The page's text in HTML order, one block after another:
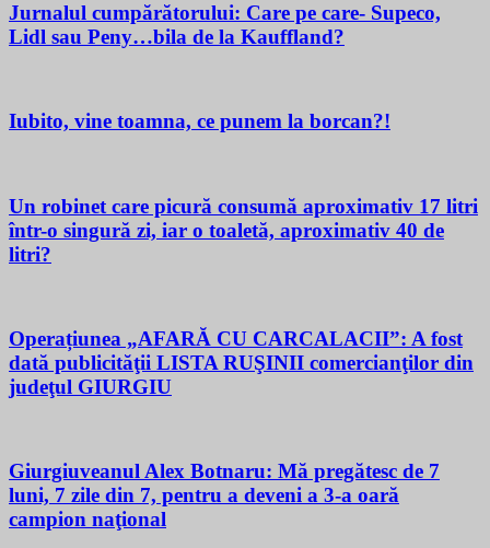
Jurnalul cumpărătorului: Care pe care- Supeco,
Lidl sau Peny…bila de la Kauffland?
Iubito, vine toamna, ce punem la borcan?!
Un robinet care picură consumă aproximativ 17 litri
într-o singură zi, iar o toaletă, aproximativ 40 de
litri?
Operațiunea „AFARĂ CU CARCALACII”: A fost
dată publicităţii LISTA RUŞINII comercianţilor din
judeţul GIURGIU
Giurgiuveanul Alex Botnaru: Mă pregătesc de 7
luni, 7 zile din 7, pentru a deveni a 3-a oară
campion naţional